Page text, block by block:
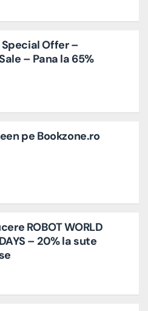
Special Offer –
– Pana la 65%
pe Bookzone.ro
ROBOT WORLD
– 20% la sute